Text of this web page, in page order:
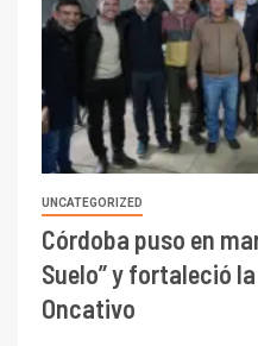
UNCATEGORIZED
Córdoba puso en
Suelo” y fortaleció
Oncativo